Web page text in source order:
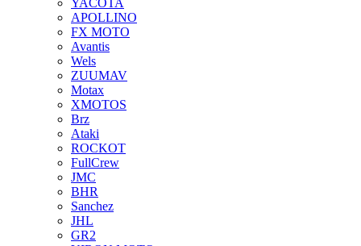
YACOTA
APOLLINO
FX MOTO
Avantis
Wels
ZUUMAV
Motax
XMOTOS
Brz
Ataki
ROCKOT
FullCrew
JMC
BHR
Sanchez
JHL
GR2